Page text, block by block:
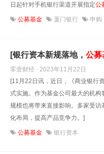
日起针对手机银行渠道开展指定公
公募基金 厦门银行 申购
[银行资本新规落地， 公募
零壹财经 · 2023年11月22日
[11月22日讯，近日，《商业银行
式实施。作为基金公司最大的机
规模也将带来直接影响。多家受
化布局，提高产品竞争力。]
公募基金 银行资本